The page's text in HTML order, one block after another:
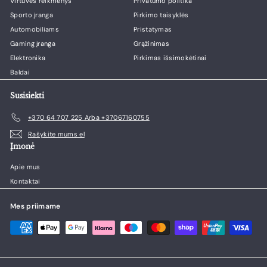
Sporto įranga
Automobiliams
Gaming įranga
Elektronika
Baldai
Pirkimo taisyklės
Pristatymas
Grąžinimas
Pirkimas išsimokėtinai
Susisiekti
+370 64 707 225 Arba +37067160755
Rašykite mums el
Įmonė
Apie mus
Kontaktai
Mes priimame